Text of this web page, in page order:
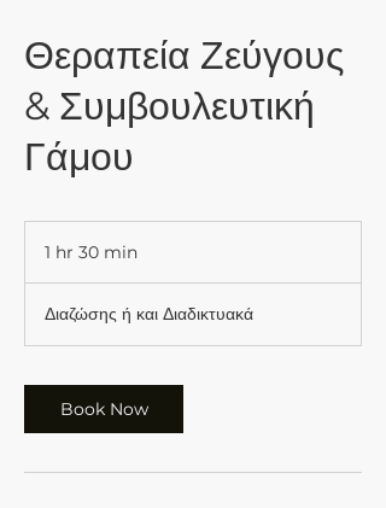
Θεραπεία Ζεύγους
& Συμβουλευτική
Γάμου
1 hr 30 min
0
m
n
Διαζώσης ή και Διαδικτυακά
Book Now